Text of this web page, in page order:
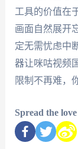
工具的价值在
画面自然展开
定无需忧虑中
器让咪咕视频
限制不再难，
Spread the love